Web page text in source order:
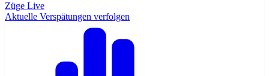
Züge Live
Aktuelle Verspätungen verfolgen